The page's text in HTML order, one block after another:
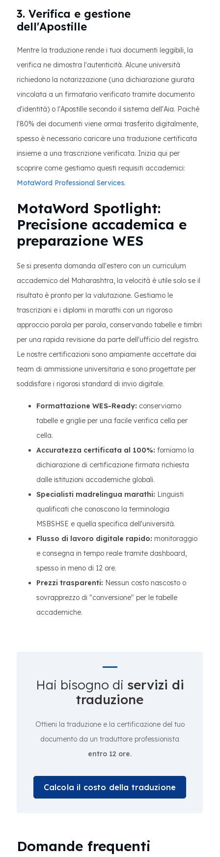
3. Verifica e gestione
dell'Apostille
Mentre la traduzione rende i tuoi documenti leggibili, la
verifica ne dimostra l'autenticità. Alcune università
richiedono la notarizzazione (una dichiarazione giurata
vincolata a un firmatario verificato tramite documento
d'identità) o l'Apostille secondo il sistema dell'Aia. Poiché
l'80% dei documenti viene ormai trasferito digitalmente,
spesso è necessario caricare una traduzione certificata
insieme a una trascrizione verificata. Inizia qui per
scoprire come gestiamo questi requisiti accademici:
MotaWord Professional Services.
MotaWord Spotlight:
Precisione accademica e
preparazione WES
Se si presenta domanda all'estero con un curriculum
accademico del Maharashtra, la velocità è utile solo se il
risultato è pronto per la valutazione. Gestiamo le
trascrizioni e i diplomi in marathi con un rigoroso
approccio parola per parola, conservando tabelle e timbri
per una rapida revisione da parte dell'ufficio del registro.
Le nostre certificazioni sono ampiamente accettate dai
team di ammissione universitaria e sono progettate per
soddisfare i rigorosi standard di invio digitale.
Formattazione WES-Ready: conserviamo
tabelle e griglie per una facile verifica cella per
cella.
Accuratezza certificata al 100%: forniamo la
dichiarazione di certificazione firmata richiesta
dalle istituzioni accademiche globali.
Specialisti madrelingua marathi: Linguisti
qualificati che conoscono la terminologia
MSBSHSE e quella specifica dell'università.
Flusso di lavoro digitale rapido: monitoraggio
e consegna in tempo reale tramite dashboard,
spesso in meno di 12 ore.
Prezzi trasparenti: Nessun costo nascosto o
sovrapprezzo di "conversione" per le tabelle
accademiche.
Hai bisogno di servizi di
traduzione
Ottieni la traduzione e la certificazione del tuo
documento da un traduttore professionista
entro 12 ore.
Calcola il costo della traduzione
Domande frequenti